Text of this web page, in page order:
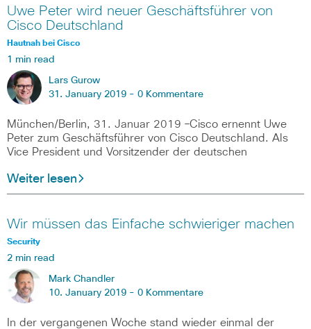
Uwe Peter wird neuer Geschäftsführer von
Cisco Deutschland
Hautnah bei Cisco
1 min read
Lars Gurow
31. January 2019 - 0 Kommentare
München/Berlin, 31. Januar 2019 –Cisco ernennt Uwe
Peter zum Geschäftsführer von Cisco Deutschland. Als
Vice President und Vorsitzender der deutschen
Weiter lesen
Wir müssen das Einfache schwieriger machen
Security
2 min read
Mark Chandler
10. January 2019 - 0 Kommentare
In der vergangenen Woche stand wieder einmal der